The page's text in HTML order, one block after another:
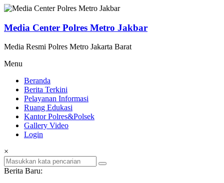
Lompat
konten
Media Center Polres Metro Jakbar
Media Resmi Polres Metro Jakarta Barat
Menu
Beranda
Berita Terkini
Pelayanan Informasi
Ruang Edukasi
Kantor Polres&Polsek
Gallery Video
Login
×
Berita Baru: